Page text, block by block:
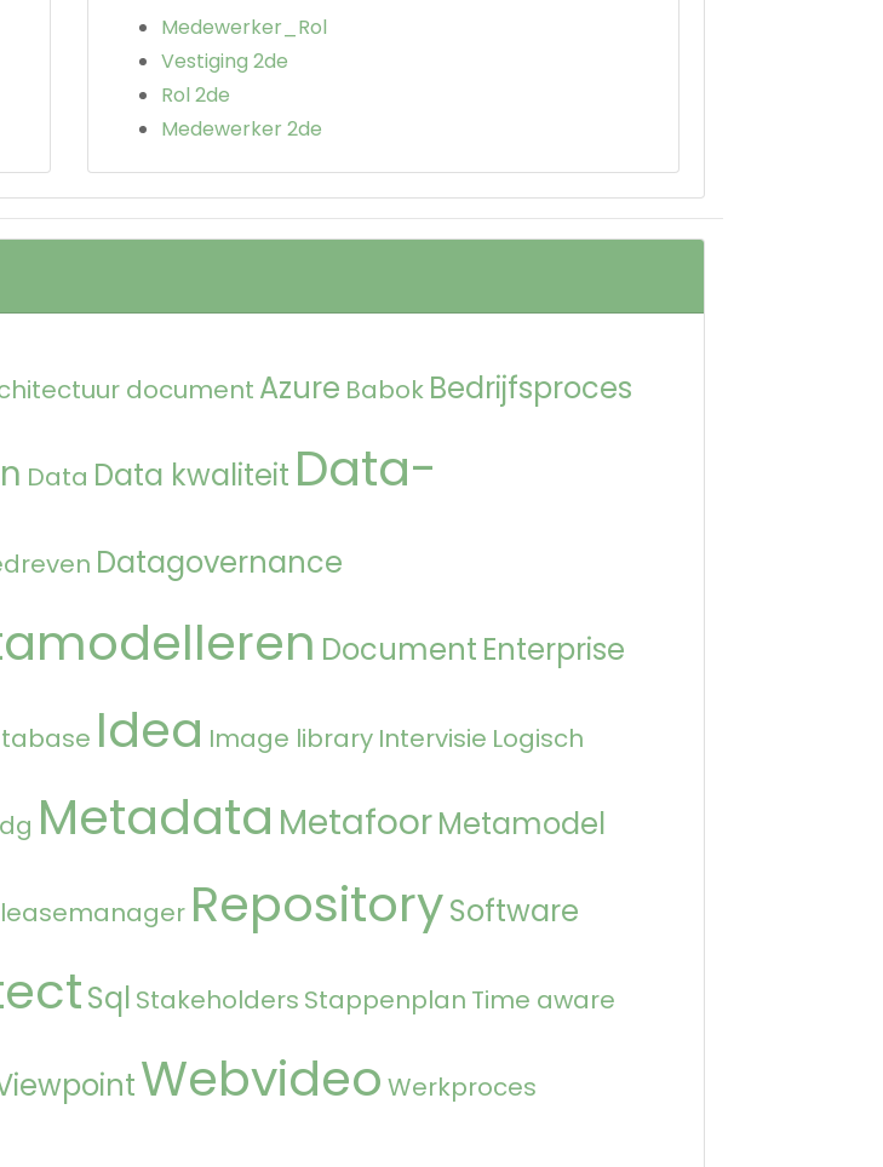
Medewerker_Rol
Vestiging 2de
Rol 2de
Medewerker 2de
document Azure Babok Bedrijfsproces
Data Data kwaliteit Data-
Datagovernance
Document Enterprise
Idea Image library Intervisie Logisch
Metadata MetafoorMetamodel
RepositorySoftware
Sql Stakeholders Stappenplan Time aware
Webvideo Werkproces